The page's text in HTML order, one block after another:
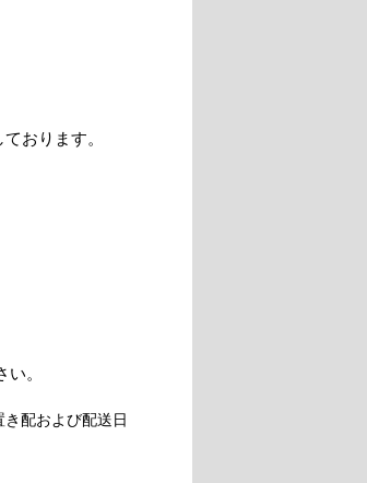
おります。
。
配および配送日